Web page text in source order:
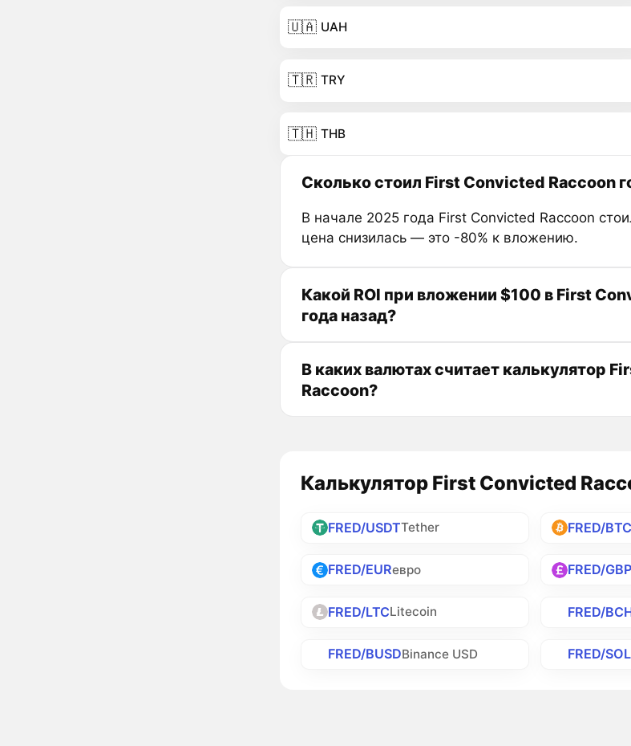
🇺🇦 UAH
🇹🇷 TRY
🇹🇭 THB
Сколько стоил First Convicted Raccoon
В начале 2025 года First Convicted Raccoon
цена снизилась — это -80% к вложению.
Какой ROI при вложении $100 в First
года назад?
В каких валютах считает калькулятор
Raccoon?
Калькулятор First Convicted
FRED/USDTTether FRED/BTC
FRED/EURевро FRED/GBP
FRED/LTCLitecoin FRED/
FRED/BUSDBinance USD FRED/SOL